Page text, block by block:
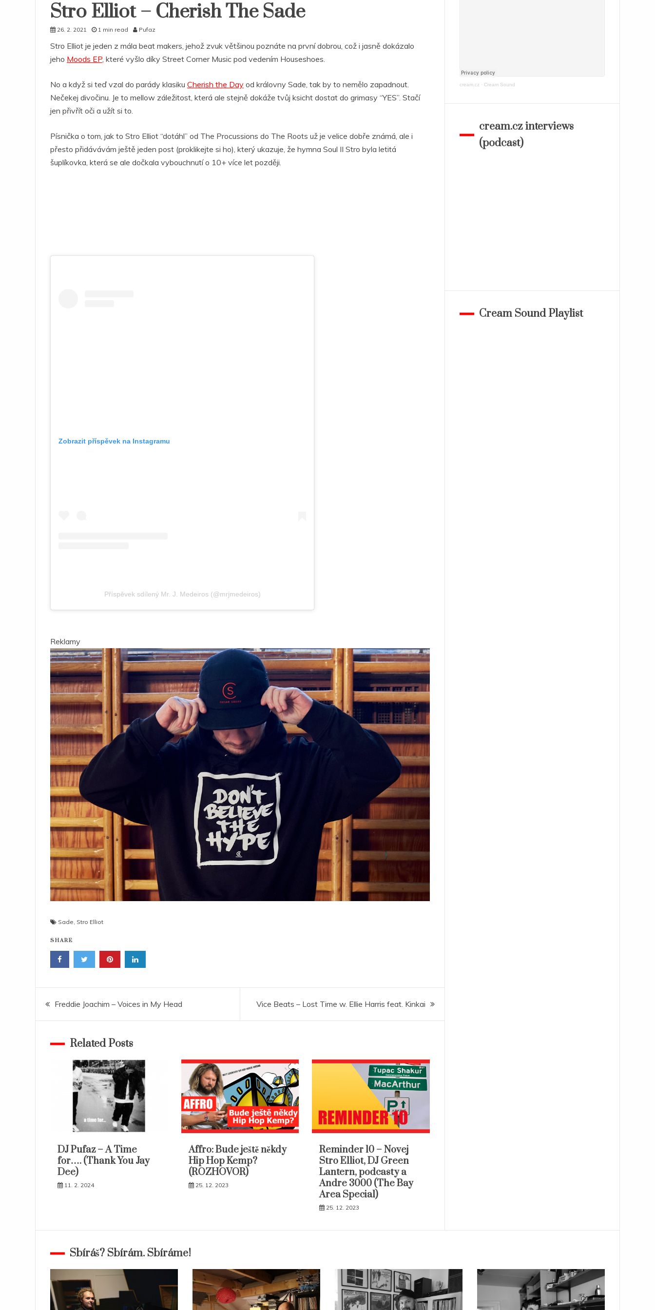
Stro Elliot – Cherish The Sade
26. 2. 2021 1 min read Pufaz
Stro Elliot je jeden z mála beat makers, jehož zvuk většinou poznáte na první dobrou, což i jasně dokázalo
jeho Moods EP, které vyšlo díky Street Corner Music pod vedením Houseshoes.
No a když si teď vzal do parády klasiku Cherish the Day od královny Sade, tak by to nemělo zapadnout.
Nečekej divočinu. Je to mellow záležitost, která ale stejně dokáže tvůj ksicht dostat do grimasy “YES”. Stačí
jen přivřít oči a užít si to.
Písnička o tom, jak to Stro Elliot “dotáhl” od The Procussions do The Roots už je velice dobře známá, ale i
přesto přidávávám ještě jeden post (proklikejte si ho), který ukazuje, že hymna Soul II Stro byla letitá
šuplíkovka, která se ale dočkala vybouchnutí o 10+ více let později.
Zobrazit příspěvek na Instagramu
Příspěvek sdílený Mr. J. Medeiros (@mrjmedeiros)
Reklamy
Sade Stro Elliot
SHARE
Navigace
pro
příspěvek
Freddie Joachim – Voices in My Head Vice Beats – Lost Time w. Ellie Harris feat. Kinkai
Related Posts
DJ Pufaz – A Time
for…. (Thank You Jay
Dee)
11. 2. 2024
Affro: Bude ještě někdy
Hip Hop Kemp?
(ROZHOVOR)
25. 12. 2023
Reminder 10 – Novej
Stro Elliot, DJ Green
Lantern, podcasty a
Andre 3000 (The Bay
Area Special)
25. 12. 2023
cream.cz · Cream Sound
cream.cz interviews
(podcast)
Cream Sound Playlist
Sbíráš? Sbírám. Sbíráme!